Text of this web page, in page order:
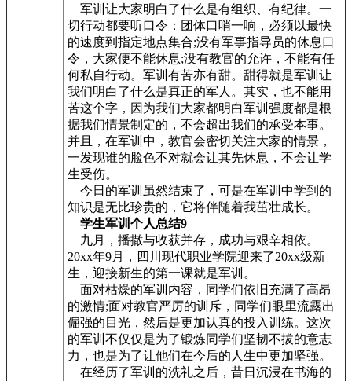
军训让大家明白了什么是有组织、有纪律。一
切行动都要听口令：团体口哨一响，必须以最快
的速度到指定地点集合;没有军事指导员的休息口
令，大家便不能休息;没有教官的允许，不能有任
何私自行动。军训有苦亦有甜。甜得就是军训让
我们明白了什么是真正的军人。其实，也不能用
苦这个字，因为我们大家都明白军训强度都是根
据我们情景制定的，不会超出我们的承受本事。
并且，在军训中，教官会密切关注大家的情景，
一发现谁的脸色不对就会让其先休息，不会让学
生受伤。
今日的军训虽然结束了，可是在军训中学到的
知识是无比珍贵的，它将伴随着我茁壮成长。
学生军训个人总结9
九月，播撒与收获并存，成功与艰辛相依。
20xx年9月，四川现代职业学院迎来了20xx级新
生，迎接新生的第一课就是军训。
面对枯燥的军训内容，同学们依旧充满了高昂
的激情;面对教官严厉的训斥，同学们眼里流露出
倔强的目光，然后是更加认真的投入训练。这次
的军训不仅仅是为了锻炼同学们坚韧不拔的意志
力，也是为了让他们在今后的人生中更加坚强。
在经历了军训的洗礼之后，昔日沉浸在书海的